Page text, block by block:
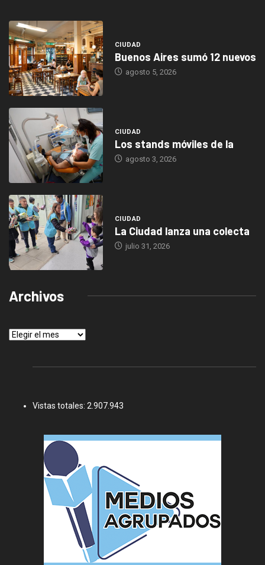
CIUDAD
Buenos Aires sumó 12 nuevos
agosto 5, 2026
CIUDAD
Los stands móviles de la
agosto 3, 2026
CIUDAD
La Ciudad lanza una colecta
julio 31, 2026
Archivos
Archivos
Vistas totales: 2.907.943